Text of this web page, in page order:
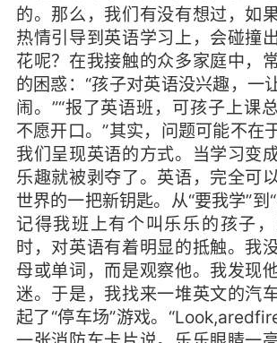
的。那么，我们有没有想过，如
热情引导到英语学习上，会碰撞
花呢？在我接触的众多家庭中，
的困惑：“孩子对英语没兴趣，一
闹。”“报了英语班，可孩子上课
不愿开口。”其实，问题可能不在
我们呈现英语的方式。当学习变
乐趣就被剥夺了。英语，完全可
世界的一把新钥匙。从“要我学”到
记得我班上有个叫乐乐的孩子
时，对英语有着明显的抵触。我
母或单词，而是观察他。我发现
迷。于是，我找来一堆英文的汽
起了“停车场”游戏。